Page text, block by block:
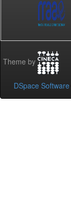
Theme by
DSpace Software